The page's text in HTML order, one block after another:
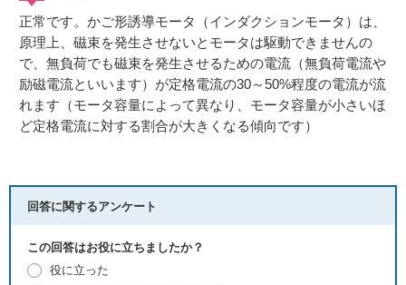
正常です。かご形誘導モータ（インダクションモータ）は、
原理上、磁束を発生させないとモータは駆動できませんの
で、無負荷でも磁束を発生させるための電流（無負荷電流や
励磁電流といいます）が定格電流の30～50%程度の電流が流
れます（モータ容量によって異なり、モータ容量が小さいほ
ど定格電流に対する割合が大きくなる傾向です）
回答に関するアンケート
この回答はお役に立ちましたか？
役に立った